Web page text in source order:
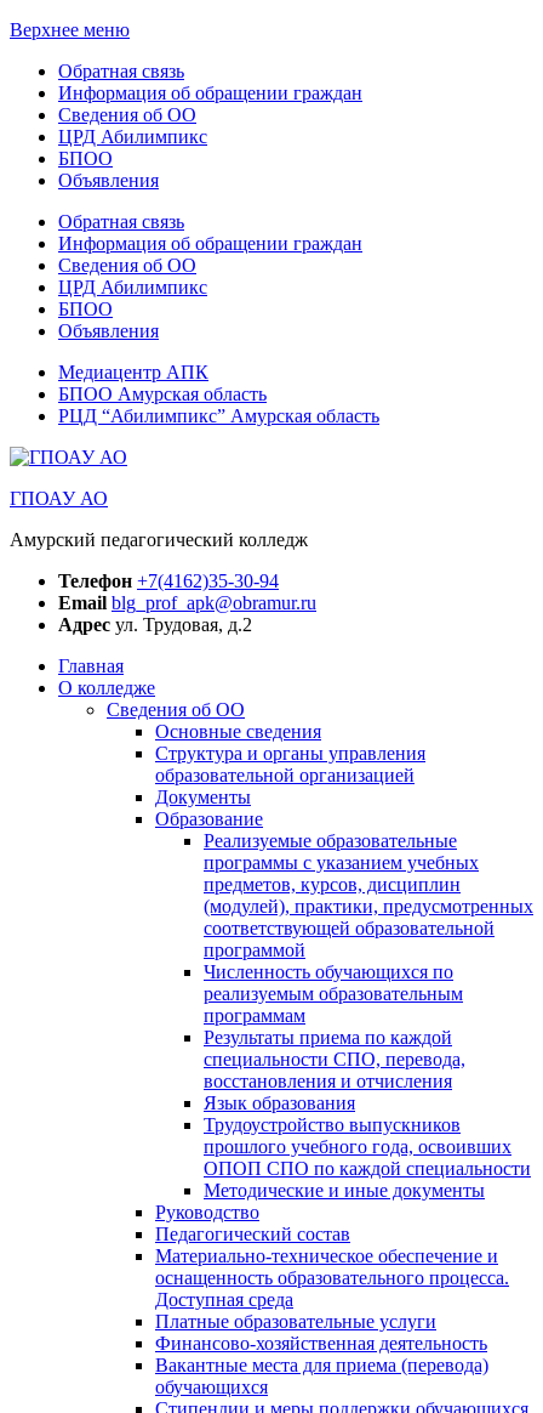
Верхнее меню
Обратная связь
Информация об обращении граждан
Сведения об ОО
ЦРД Абилимпикс
БПОО
Объявления
Обратная связь
Информация об обращении граждан
Сведения об ОО
ЦРД Абилимпикс
БПОО
Объявления
Медиацентр АПК
БПОО Амурская область
РЦД “Абилимпикс” Амурская область
ГПОАУ АО
Амурский педагогический колледж
Телефон +7(4162)35-30-94
Email blg_prof_apk@obramur.ru
Адрес ул. Трудовая, д.2
Главная
О колледже
Сведения об ОО
Основные сведения
Структура и органы управления
образовательной организацией
Документы
Образование
Реализуемые образовательные
программы с указанием учебных
предметов, курсов, дисциплин
(модулей), практики, предусмотренных
соответствующей образовательной
программой
Численность обучающихся по
реализуемым образовательным
программам
Результаты приема по каждой
специальности СПО, перевода,
восстановления и отчисления
Язык образования
Трудоустройство выпускников
прошлого учебного года, освоивших
ОПОП СПО по каждой специальности
Методические и иные документы
Руководство
Педагогический состав
Материально-техническое обеспечение и
оснащенность образовательного процесса.
Доступная среда
Платные образовательные услуги
Финансово-хозяйственная деятельность
Вакантные места для приема (перевода)
обучающихся
Стипендии и меры поддержки обучающихся